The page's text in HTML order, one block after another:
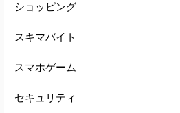
ショッピング
スキマバイト
スマホゲーム
セキュリティ